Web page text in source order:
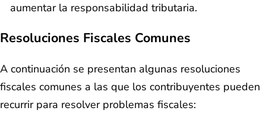
aumentar la responsabilidad tributaria.
Resoluciones Fiscales Comunes
A continuación se presentan algunas resoluciones
fiscales comunes a las que los contribuyentes pueden
recurrir para resolver problemas fiscales: